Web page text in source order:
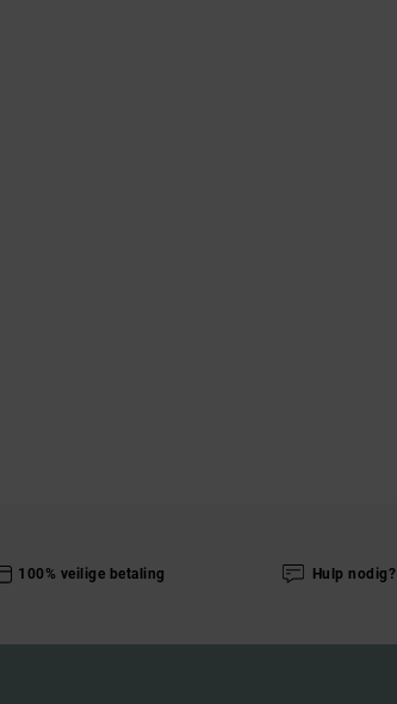
100% veilige betaling Hulp nodig?